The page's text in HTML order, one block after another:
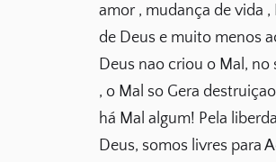
amor , mudança de vida ,
de Deus e muito menos
Deus nao criou o Mal, no
, o Mal so Gera
há Mal algum! Pela
Deus, somos livres para